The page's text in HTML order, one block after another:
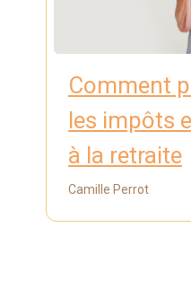
Comment
les impôts
à la retraite
Camille Perrot